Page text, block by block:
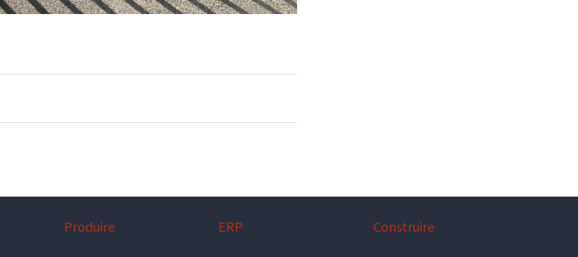
Produire ERP Construire